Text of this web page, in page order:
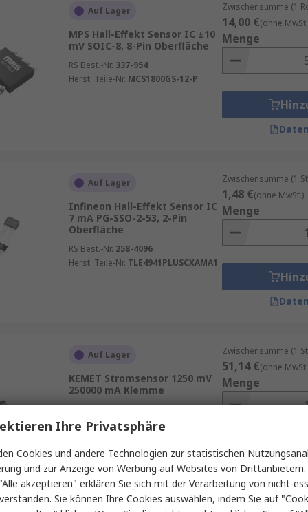
Auf Lager
MPS Hall-Effekt Sensor IC ±10
mV SOIC-8, 8-Pin Oberfläche
RS Best.-Nr. 337-954
Herst. Teile-Nr. MCS1800GS-12-P
Zwischensumme (1
14,00 €(ohne
Menge
Auf Lager
Infineon Hall-Effekt Sensor IC
7 mA PG-SSO-2-53, 2-Pin
Oberfläche
RS Best.-Nr. 258-4096
Herst. Teile-Nr. TLE4941PLUSCXAMA1
Zwischensumme (1
1,48 €(ohne MwSt.)
Menge
Auf Lager
KEMET Stromsensor 1250 mV
250000 mA Klemme
Herst. Teile-Nr.C/CT-2524
Zwischensumme (1
51,14 €(ohne
Menge
Ihre Privatsphäre
Cookies und andere Technologien zur statistischen
und zur Anzeige von Werbung auf Websites von
akzeptieren" erklären Sie sich mit der Verarbeitung von nicht-
Sie können Ihre Cookies auswählen, indem Sie auf